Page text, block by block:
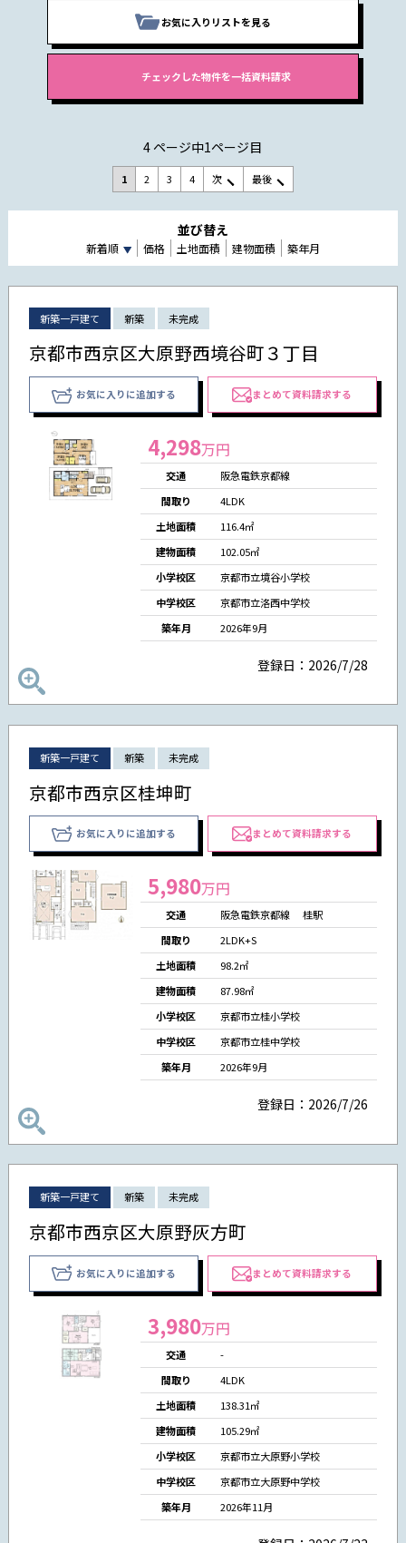
お気に入りリストを見る
4 ページ中1ページ目
1 2 3 4 次 最後
並び替え
新着順 価格 土地面積 建物面積 築年月
新築一戸建て 新築 未完成
京都市西京区大原野西境谷町３丁目
お気に入りに追加する まとめて資料請求する
4,298万円
交通
阪急電鉄京都線
間取り
4LDK
土地面積
116.4㎡
建物面積
102.05㎡
小学校区
京都市立境谷小学校
中学校区
京都市立洛西中学校
築年月
2026年9月
登録日：2026/7/28
新築一戸建て 新築 未完成
京都市西京区桂坤町
お気に入りに追加する まとめて資料請求する
5,980万円
交通
阪急電鉄京都線 桂駅
間取り
2LDK+S
土地面積
98.2㎡
建物面積
87.98㎡
小学校区
京都市立桂小学校
中学校区
京都市立桂中学校
築年月
2026年9月
登録日：2026/7/26
新築一戸建て 新築 未完成
京都市西京区大原野灰方町
お気に入りに追加する まとめて資料請求する
3,980万円
交通
-
間取り
4LDK
土地面積
138.31㎡
建物面積
105.29㎡
小学校区
京都市立大原野小学校
中学校区
京都市立大原野中学校
築年月
2026年11月